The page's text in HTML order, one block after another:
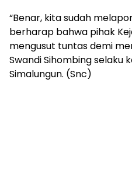
“Benar, kita sudah
berharap bahwa pihak
mengusut tuntas demi
Swandi Sihombing selaku
Simalungun. (Snc)